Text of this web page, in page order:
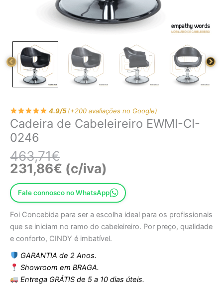
4.9/5(+200 avaliações no Google)
Cadeira de Cabeleireiro EWMI-CI-
0246
463,71€
231,86€ (c/iva)
Fale connosco no WhatsApp
Foi Concebida para ser a escolha ideal para os profissionais
que se iniciam no ramo do cabeleireiro. Por preço, qualidade
e conforto, CINDY é imbatível.
GARANTIA de 2 Anos.
Showroom em BRAGA.
Entrega GRÁTIS de 5 a 10 dias úteis.